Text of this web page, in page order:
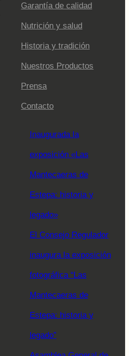
Garantía de calidad
Nutrición y salud
Historia y tradición
Nuestros Productos
Prensa
Contacto
Inaugurada la
exposición «Las
Mantecaeras de
Estepa: historia y
legado»
El Consejo Regulador
inaugura la exposición
fotográfica “Las
Mantecaeras de
Estepa: historia y
legado”